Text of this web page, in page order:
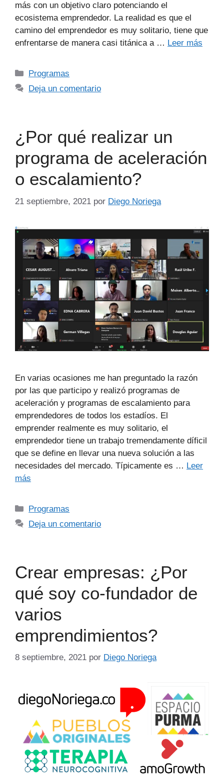
más con un objetivo claro potenciando el
ecosistema emprendedor. La realidad es que el
camino del emprendedor es muy solitario, tiene que
enfrentarse de manera casi titánica a … Leer más
Programas
Deja un comentario
¿Por qué realizar un
programa de aceleración
o escalamiento?
21 septiembre, 2021 por Diego Noriega
En varias ocasiones me han preguntado la razón
por las que participo y realizó programas de
aceleración y programas de escalamiento para
emprendedores de todos los estadíos. El
emprender realmente es muy solitario, el
emprendedor tiene un trabajo tremendamente díficil
que se define en llevar una nueva solución a las
necesidades del mercado. Típicamente es … Leer
más
Programas
Deja un comentario
Crear empresas: ¿Por
qué soy co-fundador de
varios
emprendimientos?
8 septiembre, 2021 por Diego Noriega